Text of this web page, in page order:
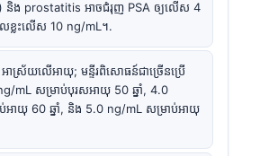
និង prostatitis អាចជំរុញ PSA ឲ្យលើស 4
ខ្លះលើស 10 ng/mL។.
អាស្រ័យលើអាយុ; មន្ទីរពិសោធន៍ជាច្រើនប្រើ
mL សម្រាប់បុរសអាយុ 50 ឆ្នាំ, 4.0
អាយុ 60 ឆ្នាំ, និង 5.0 ng/mL សម្រាប់អាយុ